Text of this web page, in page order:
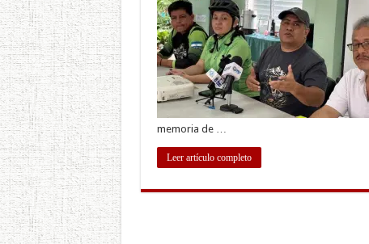
memoria de …
Leer artículo completo